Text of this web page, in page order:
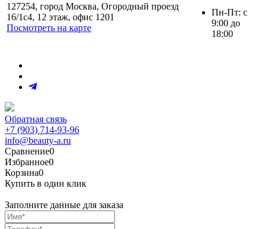
127254, город Москва, Огородный проезд
16/1с4, 12 этаж, офис 1201
Посмотреть на карте
Пн-Пт: с
9:00 до
18:00
Обратная связь
+7 (903) 714-93-96
info@beauty-a.ru
Сравнение0
Избранное0
Корзина0
Купить в один клик
Заполните данные для заказа